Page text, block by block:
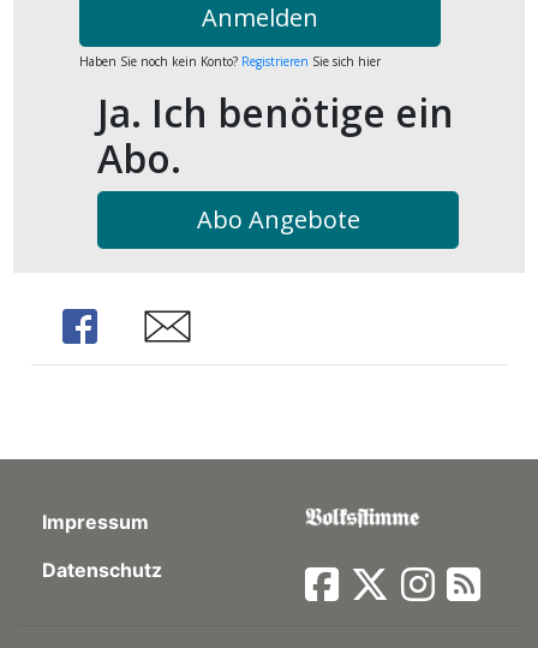
Anmelden
Haben Sie noch kein Konto? Registrieren Sie sich hier
Ja. Ich benötige ein
Abo.
Abo Angebote
Share Share
Impressum
Datenschutz